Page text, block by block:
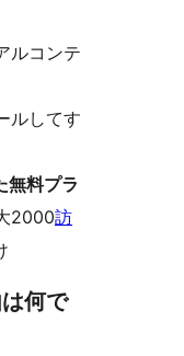
ルコンテ
ルしてす
無料プラ
2000訪
何で